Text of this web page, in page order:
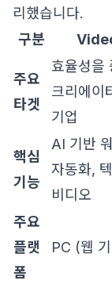
리했습니다.
구분
주요
타겟
효율성을
크리에이
기업
핵심
기능
AI 기반
자동화,
비디오
주요
플랫
폼
PC (웹